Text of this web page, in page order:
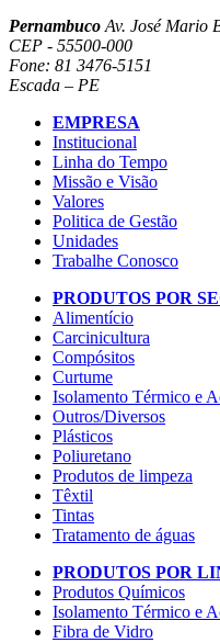
Pernambuco Av. José Mario
CEP - 55500-000
Fone: 81 3476-5151
Escada – PE
EMPRESA
Institucional
Linha do Tempo
Missão e Visão
Valores
Politica de Gestão
Unidades
Trabalhe Conosco
PRODUTOS POR
Alimentício
Carcinicultura
Compósitos
Curtume
Isolamento Térmico e
Outros/Diversos
Plásticos
Poliuretano
Produtos de limpeza
Têxtil
Tintas
Tratamento de águas
PRODUTOS POR
Produtos Químicos
Isolamento Térmico e
Fibra de Vidro